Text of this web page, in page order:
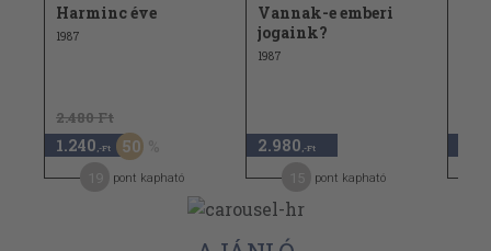
Harminc éve
1987
2.480 Ft
1.240 ,-Ft 50
pont kapható
Vannak-e emberi
jogaink?
1987
2.980 ,-Ft
pont kapható